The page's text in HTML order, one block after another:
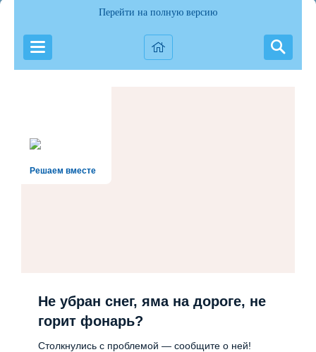
Перейти на полную версию
Решаем вместе
Не убран снег, яма на дороге, не
горит фонарь?
Столкнулись с проблемой — сообщите о ней!